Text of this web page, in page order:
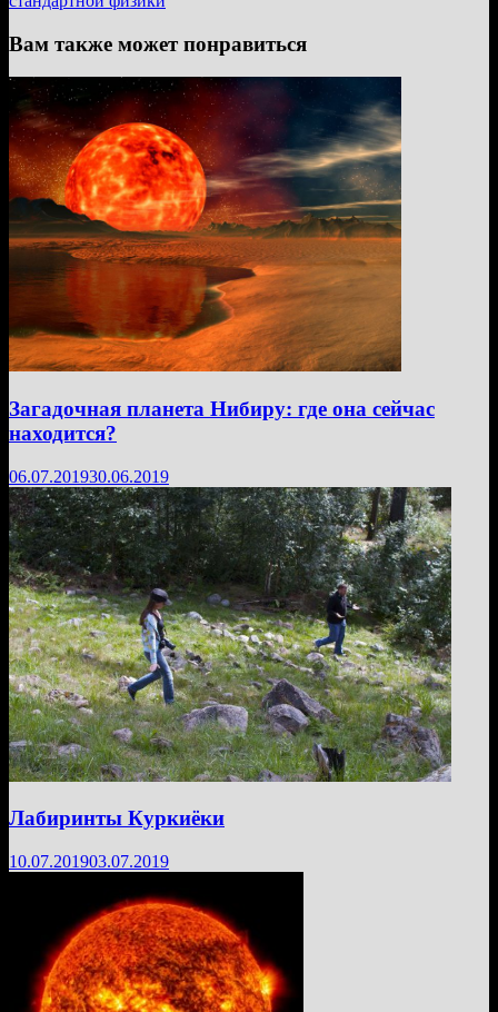
Вам также может понравиться
Загадочная планета Нибиру: где она сейчас
находится?
06.07.201930.06.2019
Лабиринты Куркиёки
10.07.201903.07.2019